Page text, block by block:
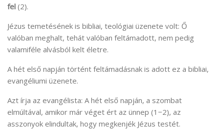
fel (2).
Jézus temetésének is bibliai, teológiai üzenete volt: Ő
valóban meghalt, tehát valóban feltámadott, nem pedig
valamiféle alvásból kelt életre.
A hét első napján történt feltámadásnak is adott ez a bibliai,
evangéliumi üzenete.
Azt írja az evangélista: A hét első napján, a szombat
elmúltával, amikor már véget ért az ünnep (1−2), az
asszonyok elindultak, hogy megkenjék Jézus testét.